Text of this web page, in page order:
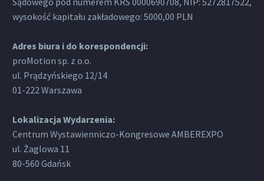
wysokość kapitału zakładowego: 5000,00 PLN
Adres biura i do korespondencji:
proMotion sp. z o.o.
ul. Prądzyńskiego 12/14
01-222 Warszawa
Lokalizacja Wydarzenia:
Centrum Wystawienniczo-Kongresowe AMBEREXPO
ul. Żaglowa 11
80-560 Gdańsk